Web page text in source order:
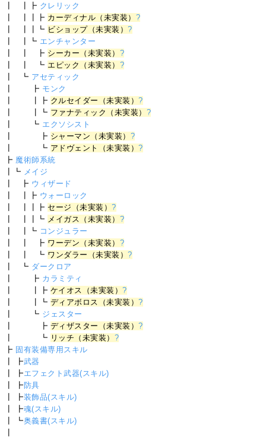
┃ ┃┣ クレリック
┃ ┃┃┣ カーディナル（未実装） ?
┃ ┃┃┗ ビショップ（未実装）?
┃ ┃┗ エンチャンター
┃ ┃ ┣ シーカー（未実装） ?
┃ ┃ ┗ エピック（未実装） ?
┃ ┗ アセティック
┃ ┣ モンク
┃ ┃┣ クルセイダー（未実装）?
┃ ┃┗ ファナティック（未実装） ?
┃ ┗ エクソシスト
┃ ┣ シャーマン（未実装） ?
┃ ┗ アドヴェント（未実装）?
┣ 魔術師系統
┃┗ メイジ
┃ ┣ ウィザード
┃ ┃┣ ウォーロック
┃ ┃┃┣ セージ（未実装）?
┃ ┃┃┗ メイガス（未実装） ?
┃ ┃┗ コンジュラー
┃ ┃ ┣ ワーデン（未実装） ?
┃ ┃ ┗ ワンダラー（未実装）?
┃ ┗ ダークロア
┃ ┣ カラミティ
┃ ┃┣ ケイオス（未実装）?
┃ ┃┗ ディアボロス（未実装）?
┃ ┗ ジェスター
┃ ┣ ディザスター（未実装）?
┃ ┗ リッチ（未実装） ?
┣ 固有装備専用スキル
┃ ┣武器
┃ ┣エフェクト武器(スキル)
┃ ┣防具
┃ ┣装飾品(スキル)
┃ ┣魂(スキル)
┃ ┗奥義書(スキル)